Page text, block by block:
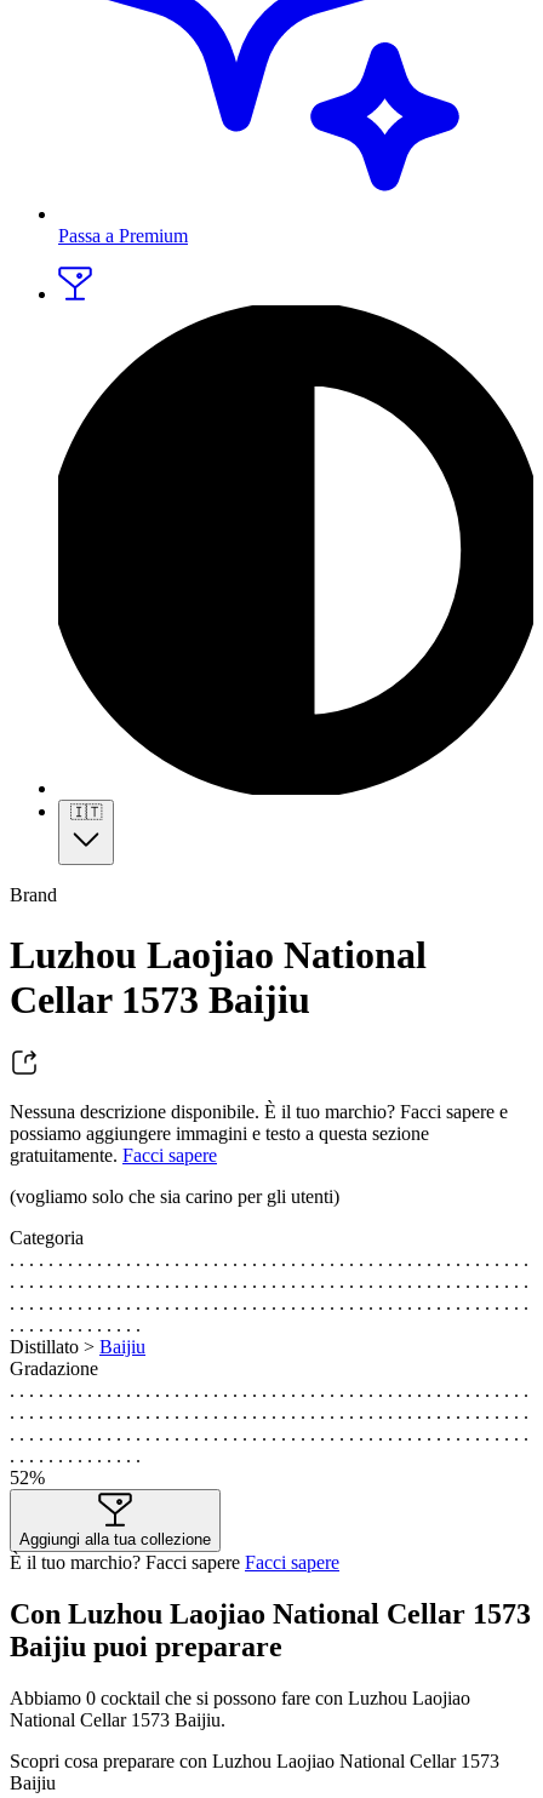
Passa a Premium
🇮🇹
Brand
Luzhou Laojiao National
Cellar 1573 Baijiu
Nessuna descrizione disponibile. È il tuo marchio? Facci sapere e
possiamo aggiungere immagini e testo a questa sezione
gratuitamente. Facci sapere
(vogliamo solo che sia carino per gli utenti)
Categoria
. . . . . . . . . . . . . . . . . . . . . . . . . . . . . . . . . . . . . . . . . . . . . . . . . . . . . .
. . . . . . . . . . . . . . . . . . . . . . . . . . . . . . . . . . . . . . . . . . . . . . . . . . . . . .
. . . . . . . . . . . . . . . . . . . . . . . . . . . . . . . . . . . . . . . . . . . . . . . . . . . . . .
. . . . . . . . . . . . . .
Distillato > Baijiu
Gradazione
. . . . . . . . . . . . . . . . . . . . . . . . . . . . . . . . . . . . . . . . . . . . . . . . . . . . . .
. . . . . . . . . . . . . . . . . . . . . . . . . . . . . . . . . . . . . . . . . . . . . . . . . . . . . .
. . . . . . . . . . . . . . . . . . . . . . . . . . . . . . . . . . . . . . . . . . . . . . . . . . . . . .
. . . . . . . . . . . . . .
52%
Aggiungi alla tua collezione
È il tuo marchio? Facci sapere Facci sapere
Con Luzhou Laojiao National Cellar 1573
Baijiu puoi preparare
Abbiamo 0 cocktail che si possono fare con Luzhou Laojiao
National Cellar 1573 Baijiu.
Scopri cosa preparare con Luzhou Laojiao National Cellar 1573
Baijiu